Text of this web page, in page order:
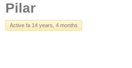
Pilar
Active fa 14 years, 4 months